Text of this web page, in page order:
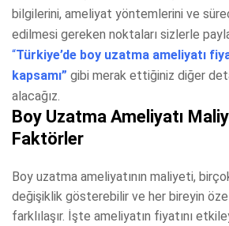
bilgilerini, ameliyat yöntemlerini ve
edilmesi gereken noktaları sizlerle
“Türkiye’de boy uzatma ameliyatı
kapsamı” gibi merak ettiğiniz diğer
alacağız.
Boy Uzatma Ameliyatı
Faktörler
Boy uzatma ameliyatının maliyeti,
değişiklik gösterebilir ve her bireyin
farklılaşır. İşte ameliyatın fiyatını